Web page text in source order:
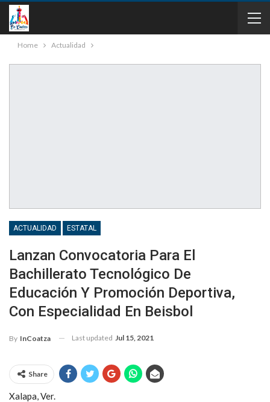
Home Actualidad
ACTUALIDAD ESTATAL
Lanzan Convocatoria Para El
Bachillerato Tecnológico De
Educación Y Promoción Deportiva,
Con Especialidad En Beisbol
By InCoatza Last updated Jul 15, 2021
Share
Xalapa, Ver.